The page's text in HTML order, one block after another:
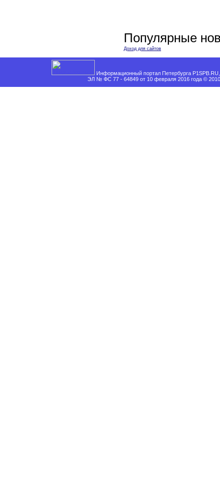
Популярные
Доход для сайтов
Информационный портал Петербурга
ЭЛ № ФС 77 - 64849 от 10 февраля 2016 года ©